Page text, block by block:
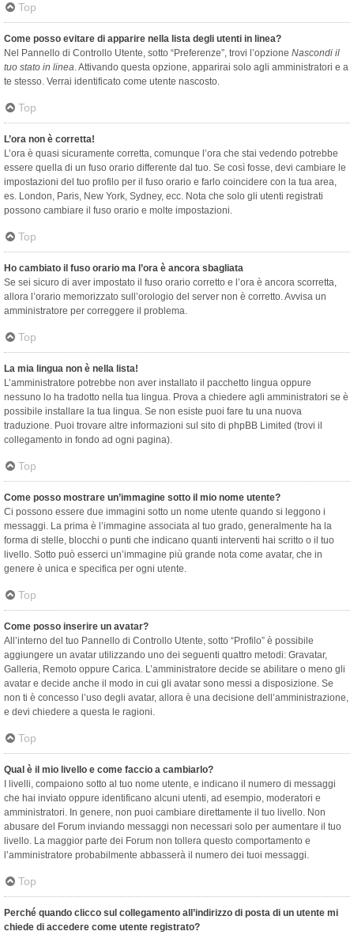
Top
Come posso evitare di apparire nella lista degli utenti in linea?
Nel Pannello di Controllo Utente, sotto “Preferenze”, trovi l’opzione Nascondi il
tuo stato in linea. Attivando questa opzione, apparirai solo agli amministratori e a
te stesso. Verrai identificato come utente nascosto.
Top
L’ora non è corretta!
L’ora è quasi sicuramente corretta, comunque l’ora che stai vedendo potrebbe
essere quella di un fuso orario differente dal tuo. Se così fosse, devi cambiare le
impostazioni del tuo profilo per il fuso orario e farlo coincidere con la tua area,
es. London, Paris, New York, Sydney, ecc. Nota che solo gli utenti registrati
possono cambiare il fuso orario e molte impostazioni.
Top
Ho cambiato il fuso orario ma l’ora è ancora sbagliata
Se sei sicuro di aver impostato il fuso orario corretto e l’ora è ancora scorretta,
allora l’orario memorizzato sull’orologio del server non è corretto. Avvisa un
amministratore per correggere il problema.
Top
La mia lingua non è nella lista!
L’amministratore potrebbe non aver installato il pacchetto lingua oppure
nessuno lo ha tradotto nella tua lingua. Prova a chiedere agli amministratori se è
possibile installare la tua lingua. Se non esiste puoi fare tu una nuova
traduzione. Puoi trovare altre informazioni sul sito di phpBB Limited (trovi il
collegamento in fondo ad ogni pagina).
Top
Come posso mostrare un’immagine sotto il mio nome utente?
Ci possono essere due immagini sotto un nome utente quando si leggono i
messaggi. La prima è l’immagine associata al tuo grado, generalmente ha la
forma di stelle, blocchi o punti che indicano quanti interventi hai scritto o il tuo
livello. Sotto può esserci un’immagine più grande nota come avatar, che in
genere è unica e specifica per ogni utente.
Top
Come posso inserire un avatar?
All’interno del tuo Pannello di Controllo Utente, sotto “Profilo” è possibile
aggiungere un avatar utilizzando uno dei seguenti quattro metodi: Gravatar,
Galleria, Remoto oppure Carica. L’amministratore decide se abilitare o meno gli
avatar e decide anche il modo in cui gli avatar sono messi a disposizione. Se
non ti è concesso l’uso degli avatar, allora è una decisione dell’amministrazione,
e devi chiedere a questa le ragioni.
Top
Qual è il mio livello e come faccio a cambiarlo?
I livelli, compaiono sotto al tuo nome utente, e indicano il numero di messaggi
che hai inviato oppure identificano alcuni utenti, ad esempio, moderatori e
amministratori. In genere, non puoi cambiare direttamente il tuo livello. Non
abusare del Forum inviando messaggi non necessari solo per aumentare il tuo
livello. La maggior parte dei Forum non tollera questo comportamento e
l’amministratore probabilmente abbasserà il numero dei tuoi messaggi.
Top
Perché quando clicco sul collegamento all’indirizzo di posta di un utente mi
chiede di accedere come utente registrato?